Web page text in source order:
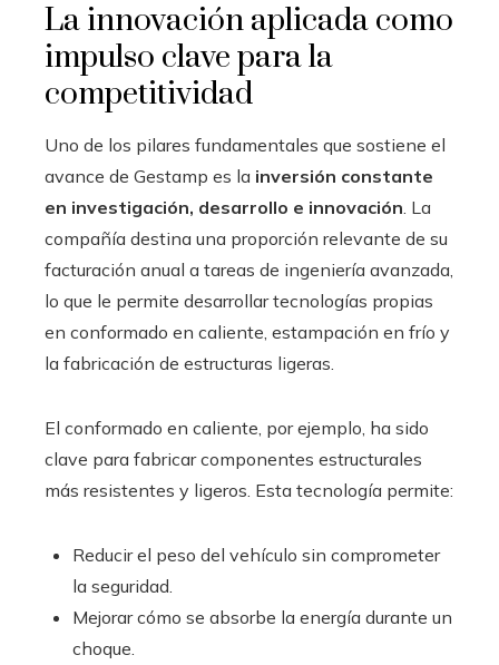
La innovación aplicada como
impulso clave para la
competitividad
Uno de los pilares fundamentales que sostiene el
avance de Gestamp es la inversión constante
en investigación, desarrollo e innovación. La
compañía destina una proporción relevante de su
facturación anual a tareas de ingeniería avanzada,
lo que le permite desarrollar tecnologías propias
en conformado en caliente, estampación en frío y
la fabricación de estructuras ligeras.
El conformado en caliente, por ejemplo, ha sido
clave para fabricar componentes estructurales
más resistentes y ligeros. Esta tecnología permite:
Reducir el peso del vehículo sin comprometer
la seguridad.
Mejorar cómo se absorbe la energía durante un
choque.